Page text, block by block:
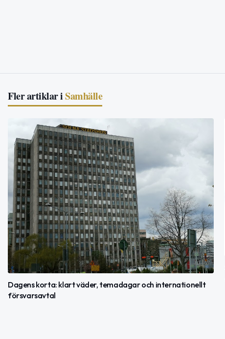
Fler artiklar iSamhälle
Dagens korta: klart väder, temadagar och internationellt
försvarsavtal